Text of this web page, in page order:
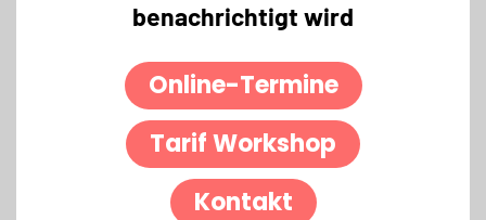
benachrichtigt wird
Online-Termine
Tarif Workshop
Kontakt